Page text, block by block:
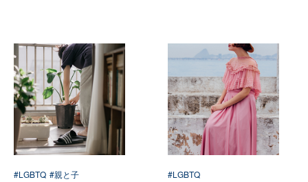
#LGBTQ #親と子 #LGBTQ